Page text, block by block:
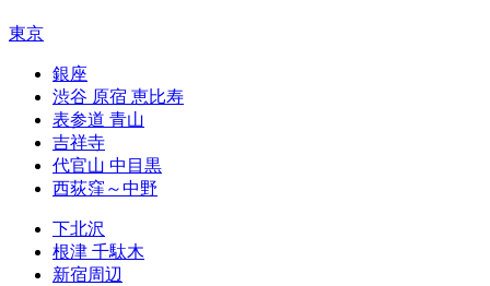
東京
銀座
渋谷 原宿 恵比寿
表参道 青山
吉祥寺
代官山 中目黒
西荻窪～中野
下北沢
根津 千駄木
新宿周辺